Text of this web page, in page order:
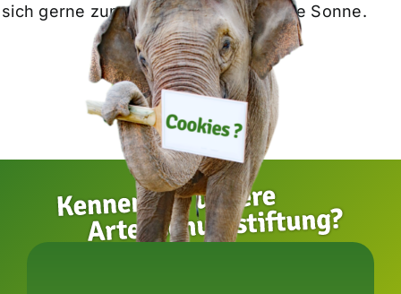
sich gerne zum Trocknen mitten in die Sonne.